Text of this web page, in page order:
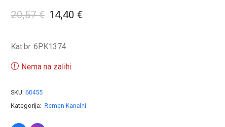
20,57€ 14,40 €
Kat.br. 6PK1374
Nema na zalihi
SKU: 60455
Kategorija: Remen Kanalni